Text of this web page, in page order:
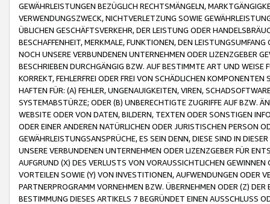
GEWÄHRLEISTUNGEN BEZÜGLICH RECHTSMÄNGELN,
VERWENDUNGSZWECK, NICHTVERLETZUNG SOWIE
ÜBLICHEN GESCHÄFTSVERKEHR, DER LEISTUNG ODER
BESCHAFFENHEIT, MERKMALE, FUNKTIONEN, DEN
NOCH UNSERE VERBUNDENEN UNTERNEHMEN ODER LIZENZGEBER
BESCHRIEBEN DURCHGÄNGIG BZW. AUF BESTIMMTE ART UND
KORREKT, FEHLERFREI ODER FREI VON SCHÄDLICHEN
HAFTEN FÜR: (A) FEHLER, UNGENAUIGKEITEN, VIREN,
SYSTEMABSTÜRZE; ODER (B) UNBERECHTIGTE ZUGRIFFE AUF BZW.
WEBSITE ODER VON DATEN, BILDERN, TEXTEN ODER SONSTIGEN
ODER EINER ANDEREN NATÜRLICHEN ODER JURISTISCHEN PERSON
GEWÄHRLEISTUNGSANSPRÜCHE, ES SEIN DENN, DIESE SIND IN
UNSERE VERBUNDENEN UNTERNEHMEN ODER LIZENZGEBER FÜR
AUFGRUND (X) DES VERLUSTS VON VORAUSSICHTLICHEN
VORTEILEN SOWIE (Y) VON INVESTITIONEN, AUFWENDUNGEN ODER
PARTNERPROGRAMM VORNEHMEN BZW. ÜBERNEHMEN ODER (Z)
BESTIMMUNG DIESES ARTIKELS 7 BEGRÜNDET EINEN AUSSCHLUSS